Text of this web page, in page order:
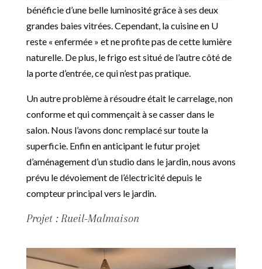
bénéficie d’une belle luminosité grâce à ses deux
grandes baies vitrées. Cependant, la cuisine en U
reste « enfermée » et ne profite pas de cette lumière
naturelle. De plus, le frigo est situé de l’autre côté de
la porte d’entrée, ce qui n’est pas pratique.
Un autre problème à résoudre était le carrelage, non
conforme et qui commençait à se casser dans le
salon. Nous l’avons donc remplacé sur toute la
superficie. Enfin en anticipant le futur projet
d’aménagement d’un studio dans le jardin, nous avons
prévu le dévoiement de l’électricité depuis le
compteur principal vers le jardin.
Projet : Rueil-Malmaison